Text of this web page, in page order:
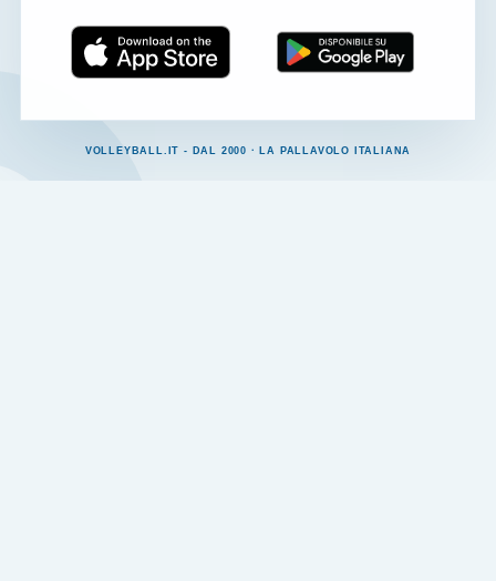
VOLLEYBALL.IT - DAL 2000 · LA PALLAVOLO ITALIANA